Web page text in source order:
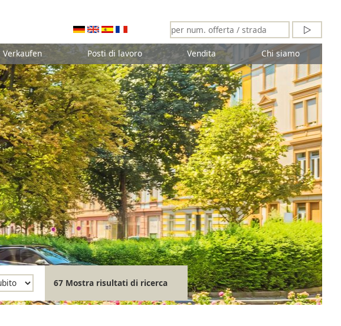
Verkaufen Posti di lavoro Vendita Chi siamo
67 Mostra risultati di ricerca